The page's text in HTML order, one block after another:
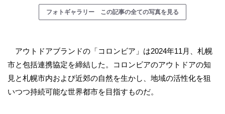
フォトギャラリー この記事の全ての写真を見る
アウトドアブランドの「コロンビア」は2024年11月、札幌
市と包括連携協定を締結した。コロンビアのアウトドアの知
見と札幌市内および近郊の自然を生かし、地域の活性化を狙
いつつ持続可能な世界都市を目指すものだ。